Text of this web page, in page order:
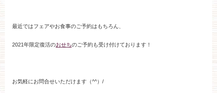
最近ではフェアやお食事のご予約はもちろん、
2021年限定復活のおせちのご予約も受け付けております！
お気軽にお問合せいただけます（^^）/